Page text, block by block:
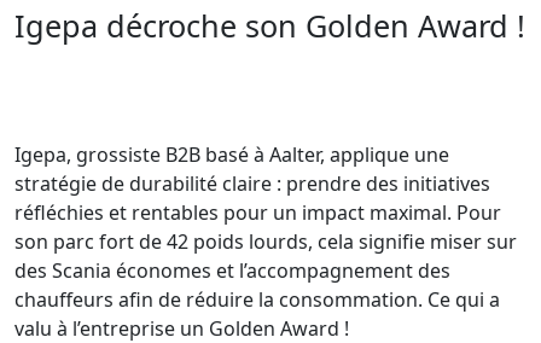
Igepa décroche son Golden Award !
Igepa, grossiste B2B basé à Aalter, applique une
stratégie de durabilité claire : prendre des initiatives
réfléchies et rentables pour un impact maximal. Pour
son parc fort de 42 poids lourds, cela signifie miser sur
des Scania économes et l’accompagnement des
chauffeurs afin de réduire la consommation. Ce qui a
valu à l’entreprise un Golden Award !